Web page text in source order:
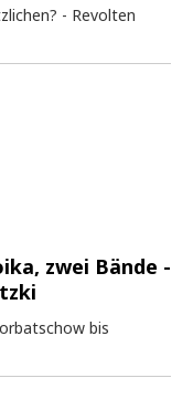
- Revolten
zwei Bände -
bis